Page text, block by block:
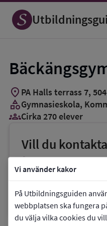
Vi använder kakor
På Utbildningsguiden
webbplatsen ska fungera
du välja vilka cookies du
location_on PA Halls terrass 7, 504
categoryGymnasieskola,
groups_3Cirka 270 elever
Vill du
phoneTelefon:033-
mailE-post:
linkWebbplats: